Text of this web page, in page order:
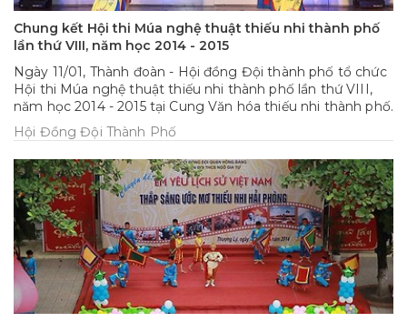
Chung kết Hội thi Múa nghệ thuật thiếu nhi thành phố
lần thứ VIII, năm học 2014 - 2015
Ngày 11/01, Thành đoàn - Hội đồng Đội thành phố tổ chức
Hội thi Múa nghệ thuật thiếu nhi thành phố lần thứ VIII,
năm học 2014 - 2015 tại Cung Văn hóa thiếu nhi thành phố.
Hội Đồng Đội Thành Phố